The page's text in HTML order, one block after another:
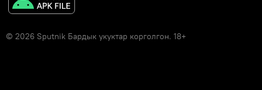
© 2026 Sputnik Бардык укуктар корголгон. 18+